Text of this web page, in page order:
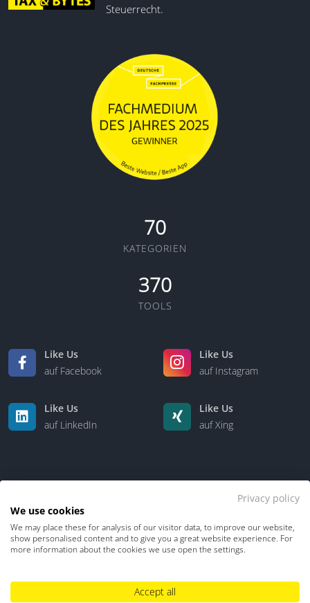
Steuerrecht.
70
KATEGORIEN
370
TOOLS
Like Us
auf Facebook
Like Us
auf Instagram
Like Us
auf LinkedIn
Like Us
auf Xing
Kontakt Über uns
Impressum
Privacy policy
We use cookies
We may place these for analysis of our visitor data, to improve our website,
show personalised content and to give you a great website experience. For
more information about the cookies we use open the settings.
Accept all